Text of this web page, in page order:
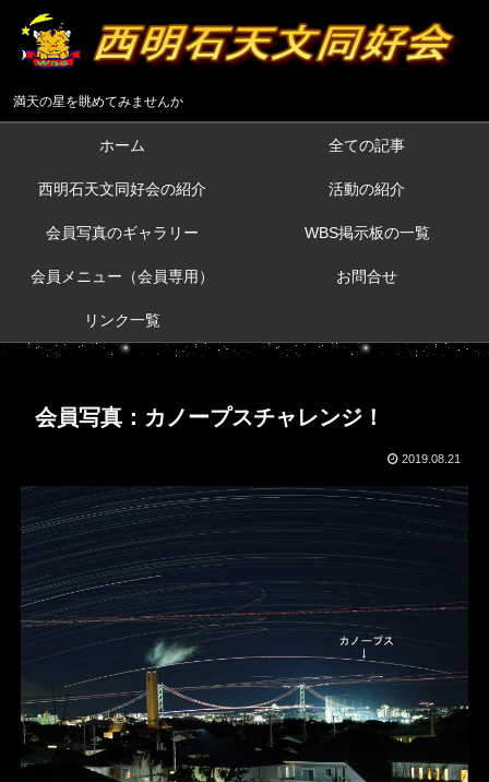
満天の星を眺めてみませんか
ホーム 全ての記事
西明石天文同好会の紹介 活動の紹介
会員写真のギャラリー WBS掲示板の一覧
会員メニュー（会員専用） お問合せ
リンク一覧
会員写真：カノープスチャレンジ！
2019.08.21